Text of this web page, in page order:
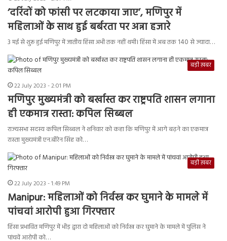
‘दरिंदों को फांसी पर लटकाया जाए’, मणिपुर में
महिलाओं के साथ हुई बर्बरता पर अन्ना हजारे
3 मई से शुरू हुई मणिपुर में जातीय हिंसा अभी तक नहीं थमी। हिंसा में अब तक 140 से ज्यादा…
बड़ी ख़बर
22 July 2023 - 2:01 PM
मणिपुर मुख्यमंत्री को बर्खास्त कर राष्ट्रपति शासन लगाना
ही एकमात्र रास्ता: कपिल सिब्बल
राज्यसभा सदस्य कपिल सिब्बल ने शनिवार को कहा कि मणिपुर में आगे बढ़ने का एकमात्र
रास्ता मुख्यमंत्री एन.बीरेन सिंह को…
बड़ी ख़बर
22 July 2023 - 1:49 PM
Manipur: महिलाओं को निर्वस्त्र कर घुमाने के मामले में
पांचवां आरोपी हुआ गिरफ्तार
हिंसा प्रभावित मणिपुर में भीड़ द्वारा दो महिलाओं को निर्वस्त्र कर घुमाने के मामले में पुलिस ने
पांचवें आरोपी को…